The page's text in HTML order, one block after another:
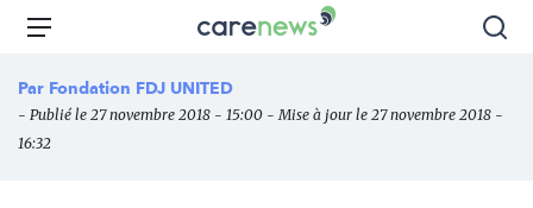
Aller
principal
Carenews,
média
des
Menu
Par Fondation FDJ UNITED
- Publié le 27 novembre 2018 - 15:00 - Mise à jour le 27 novembre 2018 -
16:32